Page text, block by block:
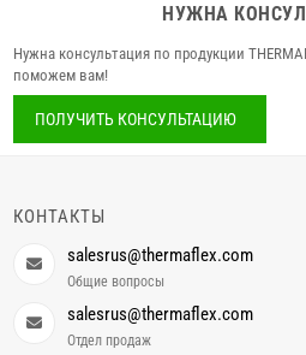
НУЖНА
Нужна консультация по продукции
поможем вам!
ПОЛУЧИТЬ КОНСУЛЬТАЦИЮ
КОНТАКТЫ
salesrus@thermaflex.com
Общие вопросы
salesrus@thermaflex.com
Отдел продаж